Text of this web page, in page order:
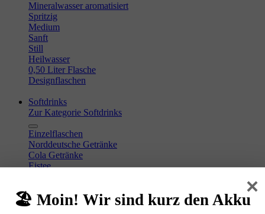
Mineralwasser aromatisiert
Spritzig
Medium
Sanft
Still
Heilwasser
0,50 Liter Flasche
Designflaschen
Softdrinks
Zur Kategorie Softdrinks
Einzelflaschen
Norddeutsche Getränke
Cola Getränke
Eistee
Limonaden
Schorlen
×
🏖️ Moin! Wir sind kurz den Akku